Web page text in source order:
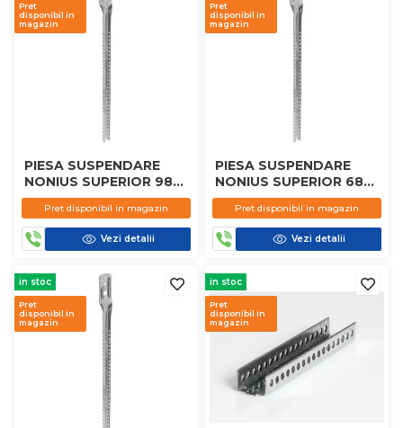
Pret
disponibil in
magazin
PIESA SUSPENDARE
NONIUS SUPERIOR 98
CM KNAUF
Pret disponibil in magazin
Vezi detalii
Pret
disponibil in
magazin
PIESA SUSPENDARE
NONIUS SUPERIOR 68
CM KNAUF
Pret disponibil in magazin
Vezi detalii
in stoc
Pret
disponibil in
magazin
in stoc
Pret
disponibil in
magazin